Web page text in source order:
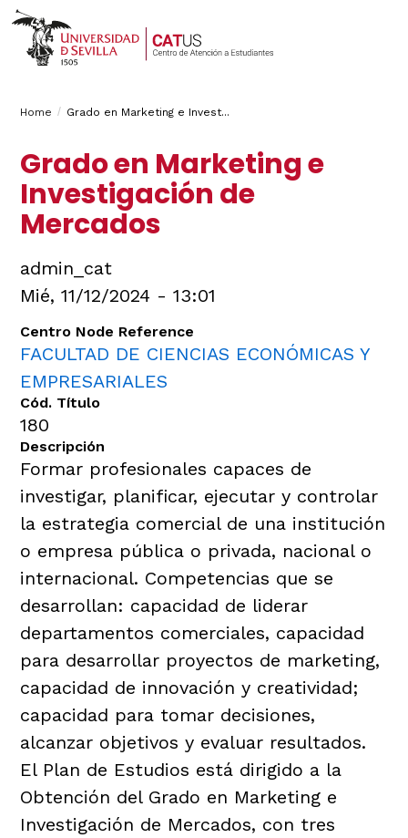
Breadcrumbs
You
here:
Home Grado en Marketing e Invest...
Grado en Marketing e
Investigación de
Mercados
admin_cat
Mié, 11/12/2024 - 13:01
Centro Node Reference
FACULTAD DE CIENCIAS ECONÓMICAS Y
EMPRESARIALES
Cód. Título
180
Descripción
Formar profesionales capaces de
investigar, planificar, ejecutar y controlar
la estrategia comercial de una institución
o empresa pública o privada, nacional o
internacional. Competencias que se
desarrollan: capacidad de liderar
departamentos comerciales, capacidad
para desarrollar proyectos de marketing,
capacidad de innovación y creatividad;
capacidad para tomar decisiones,
alcanzar objetivos y evaluar resultados.
El Plan de Estudios está dirigido a la
Obtención del Grado en Marketing e
Investigación de Mercados, con tres